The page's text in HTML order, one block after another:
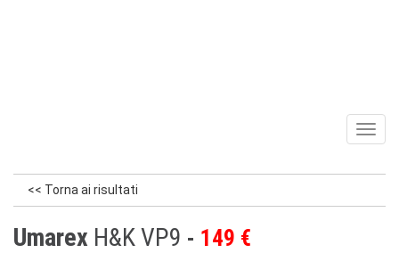
<< Torna ai risultati
Umarex H&K VP9 149 €